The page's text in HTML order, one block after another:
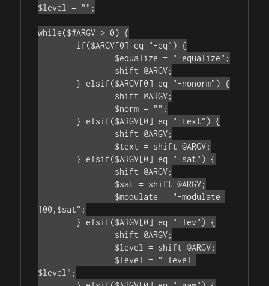
$level = "";
while($#ARGV > 0) {
100,$sat";
$level";